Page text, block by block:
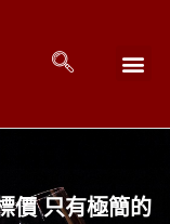
價 只有極簡的